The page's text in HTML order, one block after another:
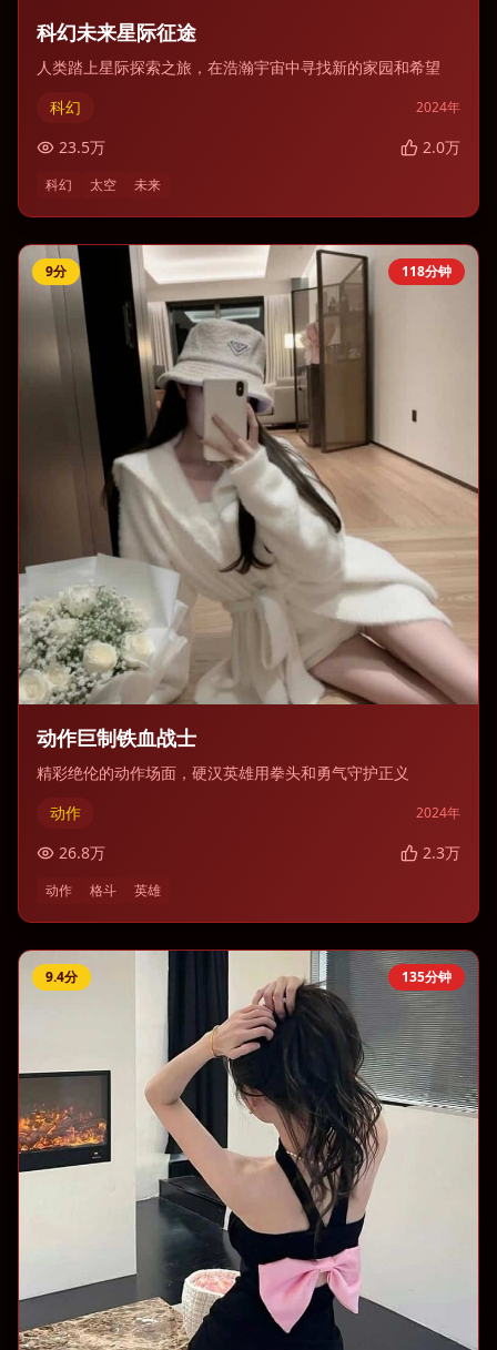
科幻未来星际征途
人类踏上星际探索之旅，在浩瀚宇宙中寻找新的家园和希望
科幻
2024年
23.5万 2.0万
科幻 太空 未来
118分钟
9分
动作巨制铁血战士
精彩绝伦的动作场面，硬汉英雄用拳头和勇气守护正义
动作
2024年
26.8万 2.3万
动作 格斗 英雄
135分钟
9.4分